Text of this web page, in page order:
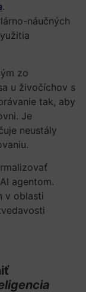
.
náučných
zo
u živočíchov s
tak, aby
Je
neustály
agentom.
v oblasti